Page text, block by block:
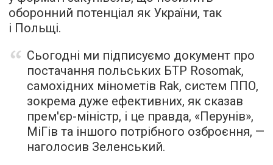
оборонний потенціал як України, так
і Польщі.
Сьогодні ми підписуємо документ про
постачання польських БТР Rosomak,
самохідних мінометів Rak, систем ППО,
зокрема дуже ефективних, як сказав
прем'єр-міністр, і це правда, «Перунів»,
МіГів та іншого потрібного озброєння, —
наголосив Зеленський.